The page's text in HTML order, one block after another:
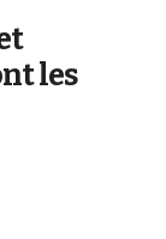
les